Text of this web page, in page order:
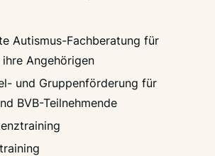
Autismus-Fachberatung für
Angehörigen
und Gruppenförderung für
BVB-Teilnehmende